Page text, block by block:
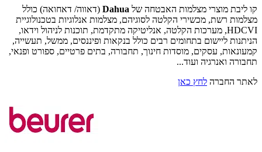
​קו ליבת מוצרי מצלמות האבטחה של Dahua (דאווה/ דאחואה) כולל
מצלמות רשת, מכשירי הקלטה לסוגיהם, מצלמות אנלוגיות בטכנולוגיית
HDCVI, מערכות הקלטה, אנליטיקה מתקדמת, תוכנות לניהול וידאו,
הניתנות ליישום בתחומים רבים כולל בנקאות ופיננסים, ממשל, תעשייה,
קמעונאות, עסקים, מוסדות חינוך, תחבורה, בתים פרטיים, ספורט ופנאי,
תחבורה ואנרגיה ועוד...
לאתר החברה לחץ כאן